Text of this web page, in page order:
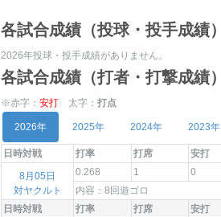
各試合成績（投球・投手成績）
2026年投球・投手成績がありません。
各試合成績（打者・打撃成績）
※赤字： 安打 太字： 打点
2026年 2025年 2024年 2023年
日時対戦 打率 打席 安打
8月05日
対ヤクルト
0.268 1 0
内容：8回遊ゴロ
日時対戦
打率 打席 安打